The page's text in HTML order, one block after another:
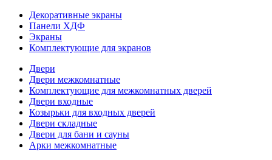
Декоративные экраны
Панели ХДФ
Экраны
Комплектующие для экранов
Двери
Двери межкомнатные
Комплектующие для межкомнатных дверей
Двери входные
Козырьки для входных дверей
Двери складные
Двери для бани и сауны
Арки межкомнатные